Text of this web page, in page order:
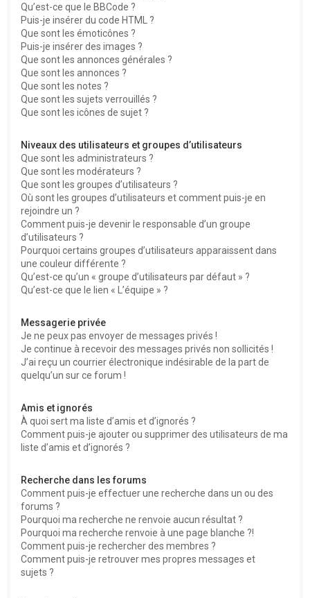
Qu’est-ce que le BBCode ?
Puis-je insérer du code HTML ?
Que sont les émoticônes ?
Puis-je insérer des images ?
Que sont les annonces générales ?
Que sont les annonces ?
Que sont les notes ?
Que sont les sujets verrouillés ?
Que sont les icônes de sujet ?
Niveaux des utilisateurs et groupes d’utilisateurs
Que sont les administrateurs ?
Que sont les modérateurs ?
Que sont les groupes d’utilisateurs ?
Où sont les groupes d’utilisateurs et comment puis-je en
rejoindre un ?
Comment puis-je devenir le responsable d’un groupe
d’utilisateurs ?
Pourquoi certains groupes d’utilisateurs apparaissent dans
une couleur différente ?
Qu’est-ce qu’un « groupe d’utilisateurs par défaut » ?
Qu’est-ce que le lien « L’équipe » ?
Messagerie privée
Je ne peux pas envoyer de messages privés !
Je continue à recevoir des messages privés non sollicités !
J’ai reçu un courrier électronique indésirable de la part de
quelqu’un sur ce forum !
Amis et ignorés
À quoi sert ma liste d’amis et d’ignorés ?
Comment puis-je ajouter ou supprimer des utilisateurs de ma
liste d’amis et d’ignorés ?
Recherche dans les forums
Comment puis-je effectuer une recherche dans un ou des
forums ?
Pourquoi ma recherche ne renvoie aucun résultat ?
Pourquoi ma recherche renvoie à une page blanche ?!
Comment puis-je rechercher des membres ?
Comment puis-je retrouver mes propres messages et
sujets ?